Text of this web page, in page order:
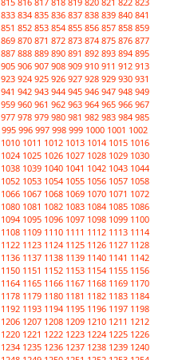
833 834 835 836 837 838 839 840 841
851 852 853 854 855 856 857 858 859
869 870 871 872 873 874 875 876 877
887 888 889 890 891 892 893 894 895
905 906 907 908 909 910 911 912 913
923 924 925 926 927 928 929 930 931
941 942 943 944 945 946 947 948 949
959 960 961 962 963 964 965 966 967
977 978 979 980 981 982 983 984 985
995 996 997 998 999 1000 1001 1002
1010 1011 1012 1013 1014 1015 1016
1024 1025 1026 1027 1028 1029 1030
1038 1039 1040 1041 1042 1043 1044
1052 1053 1054 1055 1056 1057 1058
1066 1067 1068 1069 1070 1071 1072
1080 1081 1082 1083 1084 1085 1086
1094 1095 1096 1097 1098 1099 1100
1108 1109 1110 1111 1112 1113 1114
1122 1123 1124 1125 1126 1127 1128
1136 1137 1138 1139 1140 1141 1142
1150 1151 1152 1153 1154 1155 1156
1164 1165 1166 1167 1168 1169 1170
1178 1179 1180 1181 1182 1183 1184
1192 1193 1194 1195 1196 1197 1198
1206 1207 1208 1209 1210 1211 1212
1220 1221 1222 1223 1224 1225 1226
1234 1235 1236 1237 1238 1239 1240